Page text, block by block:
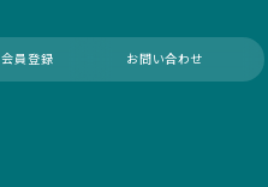
会員登録 お問い合わせ